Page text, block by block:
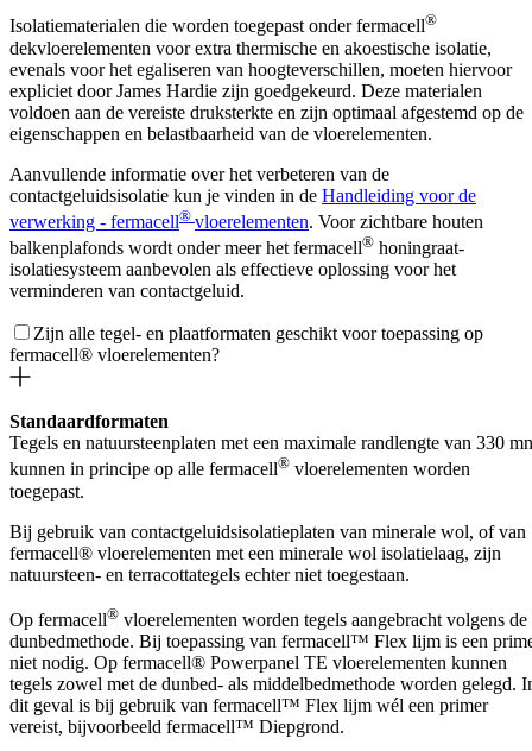
Isolatiematerialen die worden toegepast onder fermacell®
dekvloerelementen voor extra thermische en akoestische isolatie,
evenals voor het egaliseren van hoogteverschillen, moeten hiervoor
expliciet door James Hardie zijn goedgekeurd. Deze materialen
voldoen aan de vereiste druksterkte en zijn optimaal afgestemd op de
eigenschappen en belastbaarheid van de vloerelementen.
Aanvullende informatie over het verbeteren van de
contactgeluidsisolatie kun je vinden in de Handleiding voor de
verwerking - fermacell® vloerelementen. Voor zichtbare houten
balkenplafonds wordt onder meer het fermacell® honingraat-
isolatiesysteem aanbevolen als effectieve oplossing voor het
verminderen van contactgeluid.
Zijn alle tegel- en plaatformaten geschikt voor toepassing op
fermacell® vloerelementen?
Standaardformaten
Tegels en natuursteenplaten met een maximale randlengte van 330
kunnen in principe op alle fermacell® vloerelementen worden
toegepast.
Bij gebruik van contactgeluidsisolatieplaten van minerale wol, of van
fermacell® vloerelementen met een minerale wol isolatielaag, zijn
natuursteen- en terracottategels echter niet toegestaan.
Op fermacell® vloerelementen worden tegels aangebracht volgens de
dunbedmethode. Bij toepassing van fermacell™ Flex lijm is een
niet nodig. Op fermacell® Powerpanel TE vloerelementen kunnen
tegels zowel met de dunbed- als middelbedmethode worden gelegd.
dit geval is bij gebruik van fermacell™ Flex lijm wél een primer
vereist, bijvoorbeeld fermacell™ Diepgrond.